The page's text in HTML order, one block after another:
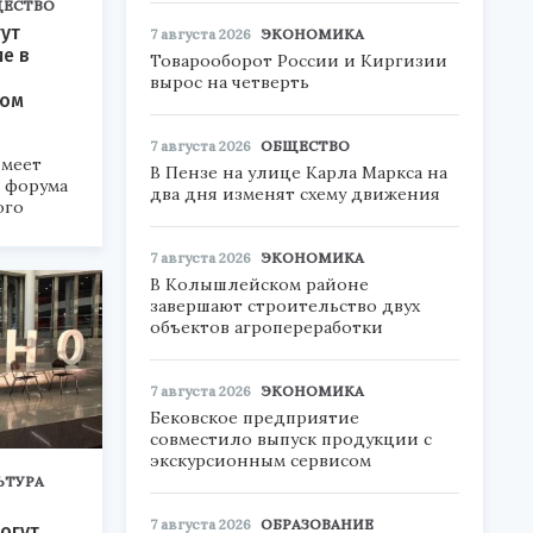
в
форума
7 августа 2026 ЭКОНОМИКА
Товарооборот России и Киргизии
вырос на четверть
7 августа 2026 ОБЩЕСТВО
В Пензе на улице Карла Маркса на
два дня изменят схему движения
7 августа 2026 ЭКОНОМИКА
В Колышлейском районе
завершают строительство двух
объектов агропереработки
7 августа 2026 ЭКОНОМИКА
Бековское предприятие
совместило выпуск продукции с
экскурсионным сервисом
7 августа 2026 ОБРАЗОВАНИЕ